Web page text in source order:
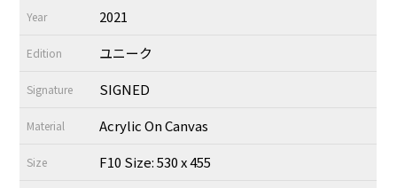
Year 2021
Edition ユニーク
Signature SIGNED
Material Acrylic On Canvas
Size F10 Size: 530 x 455